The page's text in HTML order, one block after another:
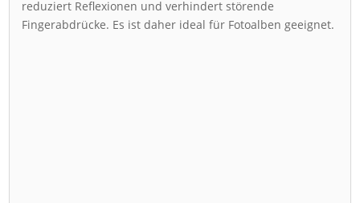
reduziert Reflexionen und verhindert störende
Fingerabdrücke. Es ist daher ideal für Fotoalben geeignet.